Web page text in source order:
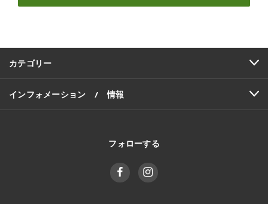
ア
カテゴリー
インフォメーション / 情報
フォローする